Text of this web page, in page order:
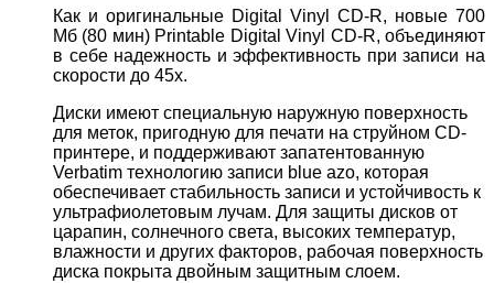
Как и оригинальные Digital Vinyl CD-R, новые 700
Мб (80 мин) Printable Digital Vinyl CD-R, объединяют
в себе надежность и эффективность при записи на
скорости до 45х.
Диски имеют специальную наружную поверхность
для меток, пригодную для печати на струйном CD-
принтере, и поддерживают запатентованную
Verbatim технологию записи blue azo, которая
обеспечивает стабильность записи и устойчивость к
ультрафиолетовым лучам. Для защиты дисков от
царапин, солнечного света, высоких температур,
влажности и других факторов, рабочая поверхность
диска покрыта двойным защитным слоем.